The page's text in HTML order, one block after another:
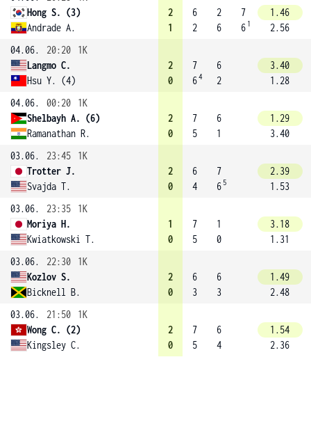
Hong S. (3)
Andrade A.
2
1
6
2
2
6
7
6 1
1.46
2.56
04.06.
20:20
1K
Langmo C.
Hsu Y. (4)
2
0
7
64
6
2
3.40
1.28
04.06.
00:20
1K
Shelbayh A. (6)
Ramanathan R.
2
0
7
5
6
1
1.29
3.40
03.06.
23:45
1K
Trotter J.
Svajda T.
2
0
6
4
7
6 5
2.39
1.53
03.06.
23:35
1K
Moriya H.
Kwiatkowski T.
1
0
7
5
1
0
3.18
1.31
03.06.
22:30
1K
Kozlov S.
Bicknell B.
2
0
6
3
6
3
1.49
2.48
03.06.
21:50
1K
Wong C. (2)
Kingsley C.
2
0
7
5
6
4
1.54
2.36